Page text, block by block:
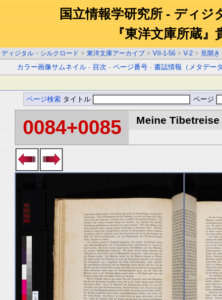
国立情報学研究所 - ディジ
『東洋文庫所蔵』
ディジタル・シルクロード > 東洋文庫アーカイブ > VII-1-56 > V-2 > 見開き
カラー画像サムネイル - 目次 -ページ番号 -書誌情報（メタデー
ページ検索 タイトル ページ
0084+0085 Meine